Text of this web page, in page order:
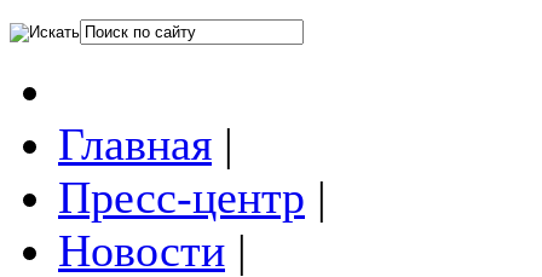
Главная |
Пресс-центр |
Новости |